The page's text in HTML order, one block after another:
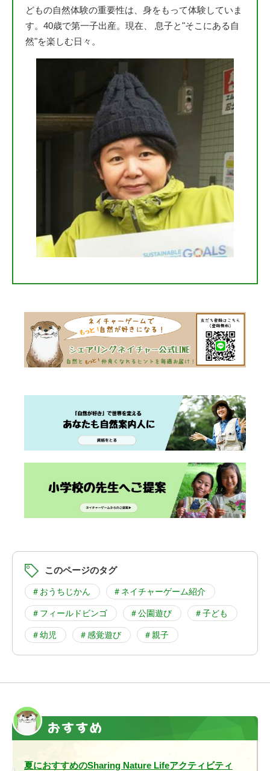
どもの自然体験の重要性は、身をもって体験していま
す。40歳で第一子出産。現在、 息子と"そこにある自
然"を楽しむ日々。
このページのタグ
＃おうちじかん ＃ネイチャーゲーム紹介
＃フィールドビンゴ ＃公園遊び ＃子ども
＃幼児 ＃感覚遊び ＃親子
夏におすすめのSharing Nature Lifeアクティビティ